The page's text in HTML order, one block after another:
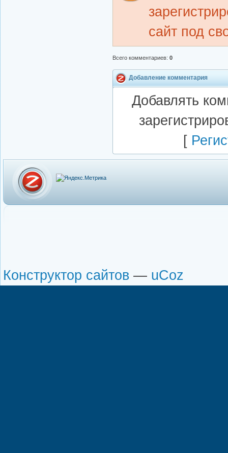
сайт под
Всего комментариев: 0
Добавление комментария
Добавлять
[
Конструктор сайтов — uCoz